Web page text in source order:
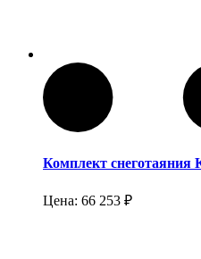
Комплект снеготаяния
Цена: 66 253 ₽